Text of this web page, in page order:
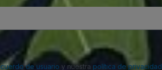
de usuario y nuestra política de privacidad